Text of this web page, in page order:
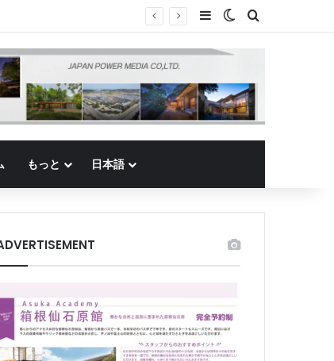
SidebarSwitch skin
Search for
もっと 日本語